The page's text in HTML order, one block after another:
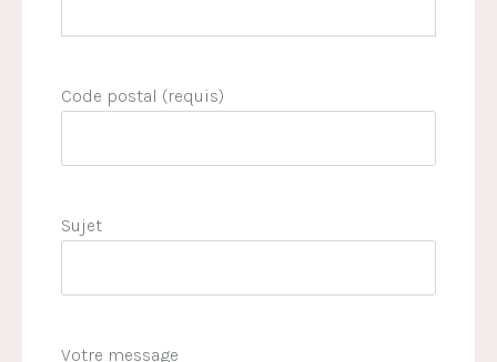
Code postal (requis)
Sujet
Votre message